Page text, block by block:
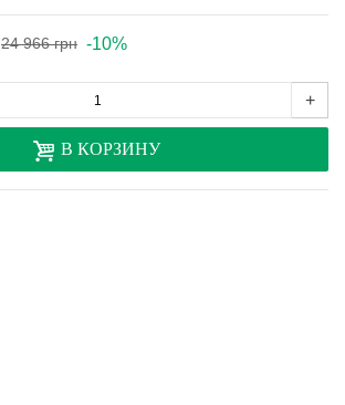
24 966 грн -10%
+
В КОРЗИНУ